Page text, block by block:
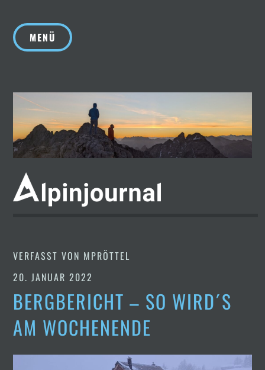
springen
MENÜ
VERFASST VON MPRÖTTEL
20. JANUAR 2022
BERGBERICHT – SO WIRD´S
AM WOCHENENDE